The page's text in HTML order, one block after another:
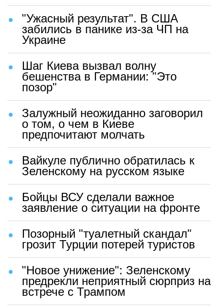
"Ужасный результат". В США
забились в панике из-за ЧП на
Украине
Шаг Киева вызвал волну
бешенства в Германии: "Это
позор"
Залужный неожиданно заговорил
о том, о чем в Киеве
предпочитают молчать
Вайкуле публично обратилась к
Зеленскому на русском языке
Бойцы ВСУ сделали важное
заявление о ситуации на фронте
Позорный "туалетный скандал"
грозит Турции потерей туристов
"Новое унижение": Зеленскому
предрекли неприятный сюрприз на
встрече с Трампом